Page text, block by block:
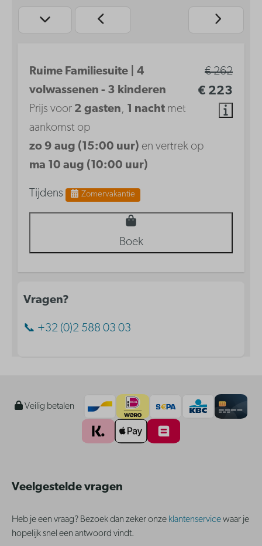
€ 262
€ 223
Ruime Familiesuite | 4
volwassenen - 3 kinderen
Prijs voor 2 gasten, 1 nacht met
aankomst op
zo 9 aug (15:00 uur) en vertrek op
ma 10 aug (10:00 uur)
Tijdens Zomervakantie
Boek
Vragen?
📞 +32 (0)2 588 03 03
Veilig betalen
Veelgestelde vragen
Heb je een vraag? Bezoek dan zeker onze klantenservicewaar je
hopelijk snel een antwoord vindt.